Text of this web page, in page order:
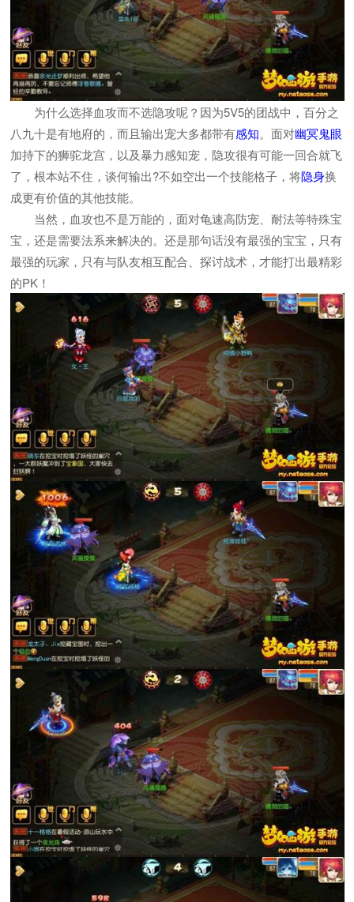
为什么选择血攻而不选隐攻呢？因为5V5的团战中，百分之
八九十是有地府的，而且输出宠大多都带有感知。面对幽冥鬼眼
加持下的狮驼龙宫，以及暴力感知宠，隐攻很有可能一回合就飞
了，根本站不住，谈何输出?不如空出一个技能格子，将隐身换
成更有价值的其他技能。
当然，血攻也不是万能的，面对龟速高防宠、耐法等特殊宝
宝，还是需要法系来解决的。还是那句话没有最强的宝宝，只有
最强的玩家，只有与队友相互配合、探讨战术，才能打出最精彩
的PK！